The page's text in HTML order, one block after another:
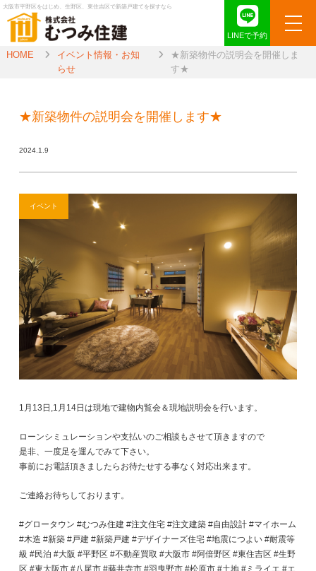
大阪市平野区をはじめ、生野区、東住吉区で新築戸建てを探すなら
LINEで予約
HOME
イベント情報・お知
らせ
★新築物件の説明会を開催しま
す★
★新築物件の説明会を開催します★
2024.1.9
イベント
1月13日,1月14日は現地で建物内覧会＆現地説明会を行います。
ローンシミュレーションや支払いのご相談もさせて頂きますので
是非、一度足を運んでみて下さい。
事前にお電話頂きましたらお待たせする事なく対応出来ます。
ご連絡お待ちしております。
#グロータウン #むつみ住建 #注文住宅 #注文建築 #自由設計 #マイホーム
#木造 #新築 #戸建 #新築戸建 #デザイナーズ住宅 #地震につよい #耐震等
級 #民泊 #大阪 #平野区 #不動産買取 #大阪市 #阿倍野区 #東住吉区 #生野
区 #東大阪市 #八尾市 #藤井寺市 #羽曳野市 #松原市 #土地 #ミライエ #エ